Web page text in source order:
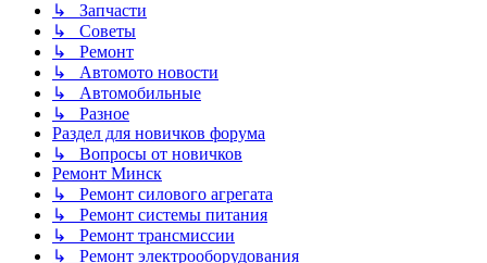
↳ Запчасти
↳ Советы
↳ Ремонт
↳ Автомото новости
↳ Автомобильные
↳ Разное
Раздел для новичков форума
↳ Вопросы от новичков
Ремонт Минск
↳ Ремонт силового агрегата
↳ Ремонт системы питания
↳ Ремонт трансмиссии
↳ Ремонт электрооборудования